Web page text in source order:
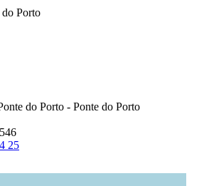
Porto
do Porto - Ponte do Porto
25